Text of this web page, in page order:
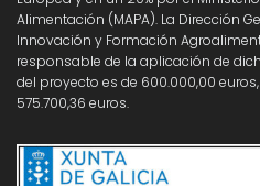
Alimentación (MAPA). La Dirección
Innovación y Formación
responsable de la aplicación de
del proyecto es de 600.000,00
575.700,36 euros.